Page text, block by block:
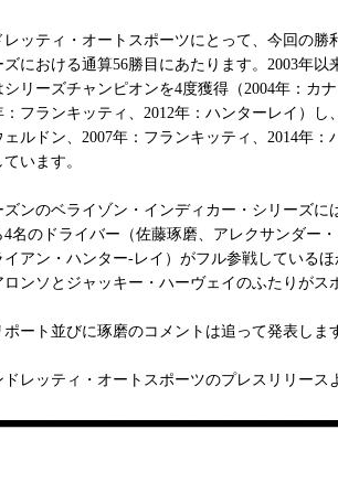
レッティ・オートスポーツにとって、今回の勝
ズにおける通算56勝目にあたります。2003年
シリーズチャンピオンを4度獲得（2004年：カ
：フランキッティ、2012年：ハンターレイ）し
ェルドン、2007年：フランキッティ、2014年：
います。
ズンのベライゾン・インディカー・シリーズに
4名のドライバー（佐藤琢磨、アレクサンダー
イアン・ハンター-レイ）がフル参戦している
ロンソとジャッキー・ハーヴェイのふたりがス
ポート並びに琢磨のコメントは追って発表しま
ドレッティ・オートスポーツのプレスリリース